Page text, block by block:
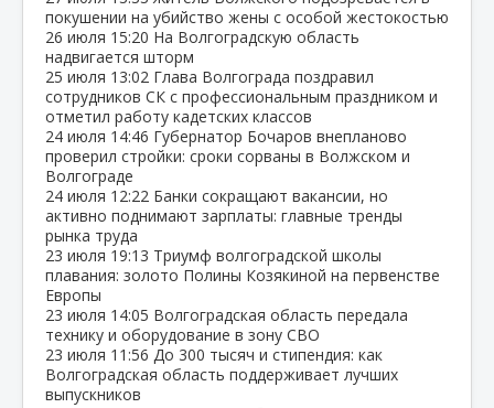
покушении на убийство жены с особой жестокостью
26 июля 15:20 На Волгоградскую область
надвигается шторм
25 июля 13:02 Глава Волгограда поздравил
сотрудников СК с профессиональным праздником и
отметил работу кадетских классов
24 июля 14:46 Губернатор Бочаров внепланово
проверил стройки: сроки сорваны в Волжском и
Волгограде
24 июля 12:22 Банки сокращают вакансии, но
активно поднимают зарплаты: главные тренды
рынка труда
23 июля 19:13 Триумф волгоградской школы
плавания: золото Полины Козякиной на первенстве
Европы
23 июля 14:05 Волгоградская область передала
технику и оборудование в зону СВО
23 июля 11:56 До 300 тысяч и стипендия: как
Волгоградская область поддерживает лучших
выпускников